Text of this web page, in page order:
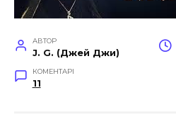
АВТОР
J. G. (Джей Джи)
КОМЕНТАРІ
11